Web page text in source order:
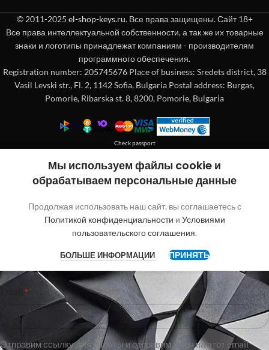
© 2011-2025 el-shop-keys.ru. Все права защищены. Сайт 18+
Все права интеллектуальной собственности, а так же их товарные
знаки и логотипы принадлежат компаниям - производителям
программного обеспечения.
Registration number: 205745676 Place of business: Sredets district, 38
Vasil Levski str., Fl. 2, 1142 Sofia, Bulgaria Postal address: Burgas,
Pomorie, Ribarska st. 8, 8200, Pomorie, Bulgaria
Check passport
Мы используем файлы cookie и
обрабатываем персональные данные
Продолжая использовать наш сайт, вы соглашаетесь с
Политикой конфиденциальности и Условиями
пользовательского соглашения.
БОЛЬШЕ ИНФОРМАЦИИ ПРИНЯТЬ
Покупка без регистрации
"обозначает обязательные поля
*
Отправим ссылку для оплаты и отправим ключ на этот email